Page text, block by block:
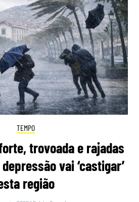
TEMPO
trovoada e rajadas
vai ‘castigar’
região